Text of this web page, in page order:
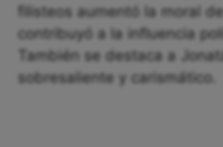
filisteos aumentó la moral
contribuyó a la influencia
También se destaca a
sobresaliente y carismático.